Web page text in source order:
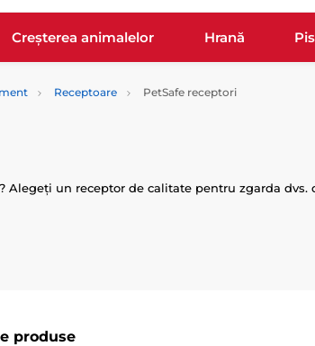
Creșterea animalelor Hrană
Receptoare PetSafe receptori
Alegeți un receptor de calitate pentru zgarda
produse